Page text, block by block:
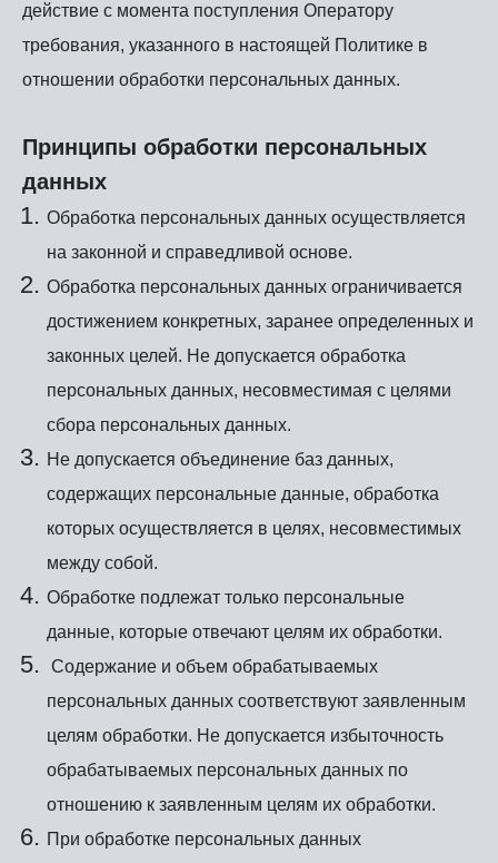
действие с момента поступления Оператору
требования, указанного в настоящей Политике в
отношении обработки персональных данных.
Принципы обработки персональных
данных
Обработка персональных данных осуществляется
на законной и справедливой основе.
Обработка персональных данных ограничивается
достижением конкретных, заранее определенных и
законных целей. Не допускается обработка
персональных данных, несовместимая с целями
сбора персональных данных.
Не допускается объединение баз данных,
содержащих персональные данные, обработка
которых осуществляется в целях, несовместимых
между собой.
Обработке подлежат только персональные
данные, которые отвечают целям их обработки.
Содержание и объем обрабатываемых
персональных данных соответствуют заявленным
целям обработки. Не допускается избыточность
обрабатываемых персональных данных по
отношению к заявленным целям их обработки.
При обработке персональных данных